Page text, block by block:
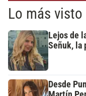
Lo más visto
Lejos de
Señuk, la
Desde